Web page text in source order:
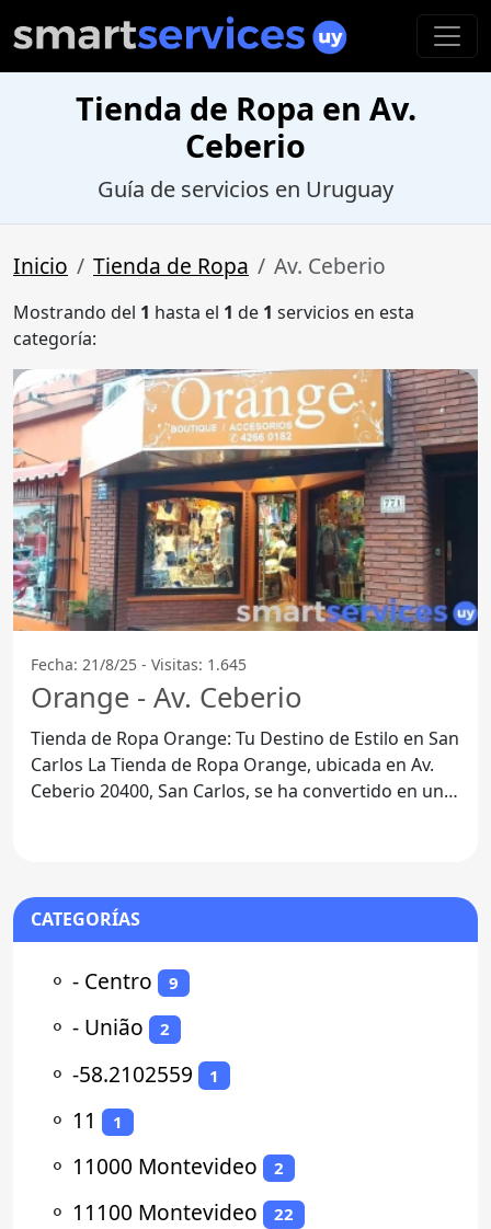
Tienda de Ropa en Av.
Ceberio
Guía de servicios en Uruguay
Inicio Tienda de Ropa Av. Ceberio
Mostrando del 1 hasta el 1 de 1 servicios en esta
categoría:
Fecha: 21/8/25 - Visitas: 1.645
Orange - Av. Ceberio
Tienda de Ropa Orange: Tu Destino de Estilo en San
Carlos La Tienda de Ropa Orange, ubicada en Av.
Ceberio 20400, San Carlos, se ha convertido en un
CATEGORÍAS
⚬ - Centro 9
⚬ - União 2
⚬ -58.2102559 1
⚬ 11 1
⚬ 11000 Montevideo 2
⚬ 11100 Montevideo 22